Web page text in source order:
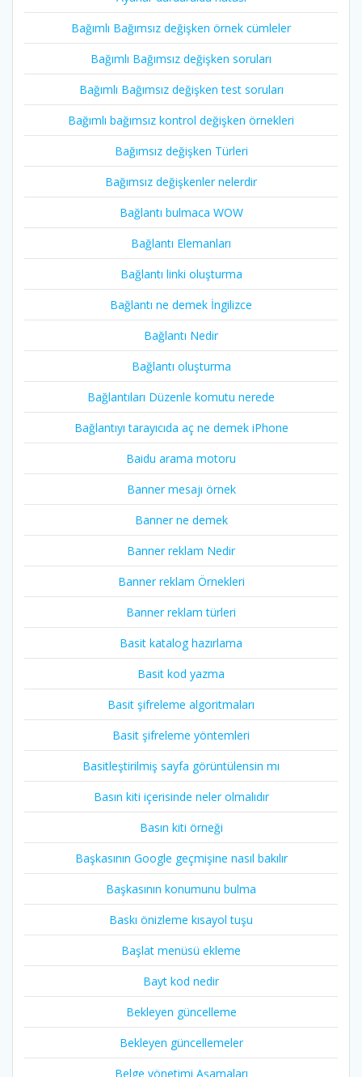
Bağımlı Bağımsız değişken örnek cümleler
Bağımlı Bağımsız değişken soruları
Bağımlı Bağımsız değişken test soruları
Bağımlı bağımsız kontrol değişken örnekleri
Bağımsız değişken Türleri
Bağımsız değişkenler nelerdir
Bağlantı bulmaca WOW
Bağlantı Elemanları
Bağlantı linki oluşturma
Bağlantı ne demek İngilizce
Bağlantı Nedir
Bağlantı oluşturma
Bağlantıları Düzenle komutu nerede
Bağlantıyı tarayıcıda aç ne demek iPhone
Baidu arama motoru
Banner mesajı örnek
Banner ne demek
Banner reklam Nedir
Banner reklam Örnekleri
Banner reklam türleri
Basit katalog hazırlama
Basit kod yazma
Basit şifreleme algoritmaları
Basit şifreleme yöntemleri
Basitleştirilmiş sayfa görüntülensin mı
Basın kiti içerisinde neler olmalıdır
Basın kiti örneği
Başkasının Google geçmişine nasıl bakılır
Başkasının konumunu bulma
Baskı önizleme kısayol tuşu
Başlat menüsü ekleme
Bayt kod nedir
Bekleyen güncelleme
Bekleyen güncellemeler
Belge yönetimi Aşamaları